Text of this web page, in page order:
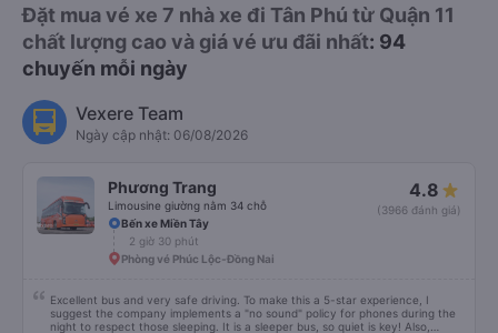
Đặt mua vé xe 7 nhà xe đi Tân Phú từ Quận 11
chất lượng cao và giá vé ưu đãi nhất: 94
chuyến mỗi ngày
Vexere Team
Ngày cập nhật: 06/08/2026
Phương Trang
Limousine giường nằm 34 chỗ
4.8
(3966 đánh giá)
Bến xe Miền Tây
2 giờ 30 phút
Phòng vé Phúc Lộc-Đồng Nai
Excellent bus and very safe driving. To make this a 5-star experience, I
suggest the company implements a "no sound" policy for phones during the
night to respect those sleeping. It is a sleeper bus, so quiet is key! Also,